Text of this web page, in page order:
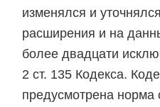
изменялся и
расширения и на
более двадцати
2 ст. 135 Кодекса.
предусмотрена норма